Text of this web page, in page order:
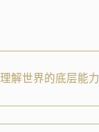
理解世界的底层能力